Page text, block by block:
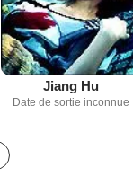
Jiang Hu
Date de sortie inconnue